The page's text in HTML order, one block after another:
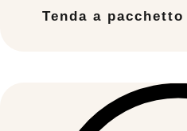
Tenda a